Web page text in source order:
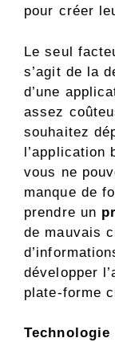
pour créer
Le seul
s’agit de la
d’une
assez
souhaitez
l’application
vous ne
manque de
prendre un
de mauvais
développer
plate-forme